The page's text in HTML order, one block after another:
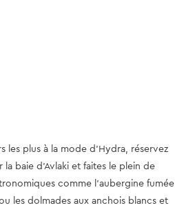
les plus à la mode d'Hydra, réservez
la baie d'Avlaki et faites le plein de
comme l'aubergine fumée
les dolmades aux anchois blancs et